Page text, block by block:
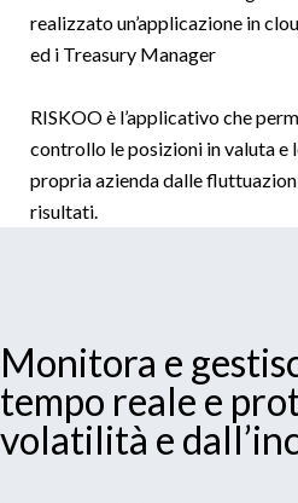
realizzato un’applicazione in
ed i Treasury Manager
RISKOO è l’applicativo che
controllo le posizioni in valuta
propria azienda dalle
risultati.
Monitora e
tempo reale e
volatilità e